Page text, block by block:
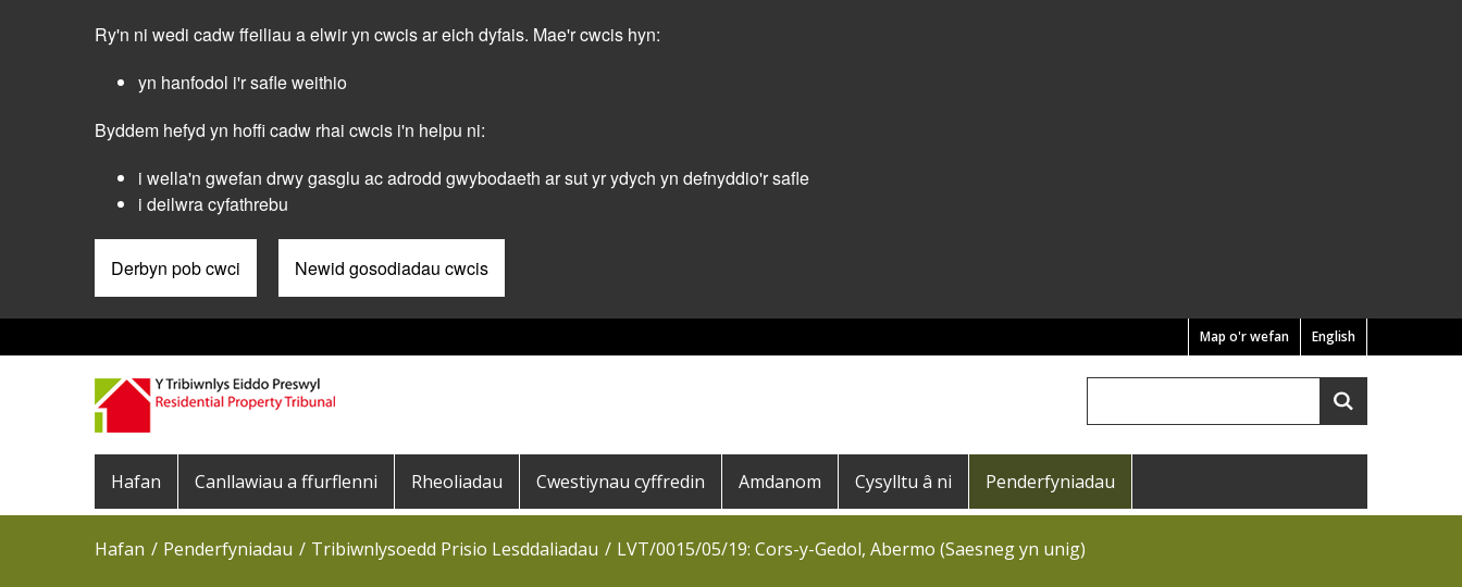
Ry'n ni wedi cadw ffeiliau a elwir yn cwcis ar eich dyfais. Mae'r cwcis hyn:
yn hanfodol i'r safle weithio
Byddem hefyd yn hoffi cadw rhai cwcis i'n helpu ni:
i wella'n gwefan drwy gasglu ac adrodd gwybodaeth ar sut yr ydych yn defnyddio'r safle
i deilwra cyfathrebu
Derbyn pob cwci Newid gosodiadau cwcis
English
Pre
Header
Menu
Map o'r wefan
Search
Main
navigation
Hafan Canllawiau a ffurflenni Rheoliadau Cwestiynau cyffredin Amdanom Cysylltu â ni Penderfyniadau
Hafan Penderfyniadau Tribiwnlysoedd Prisio Lesddaliadau LVT/0015/05/19: Cors-y-Gedol, Abermo (Saesneg yn unig)